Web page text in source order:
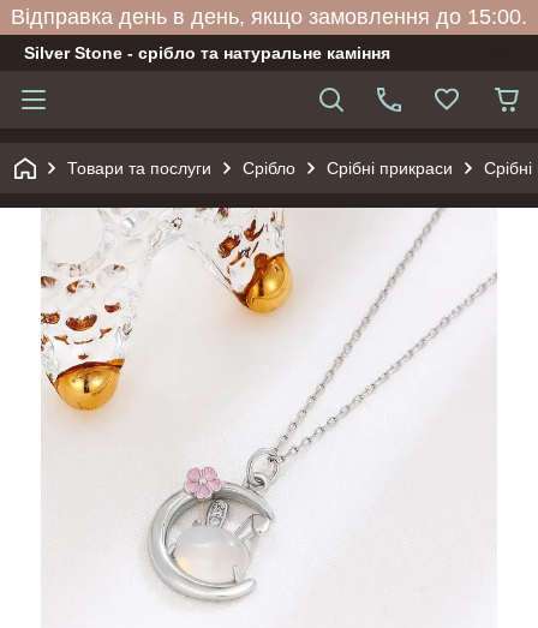
Відправка день в день, якщо замовлення до 15:00.
Silver Stone - срібло та натуральне каміння
Товари та послуги Срібло Срібні прикраси Срібні